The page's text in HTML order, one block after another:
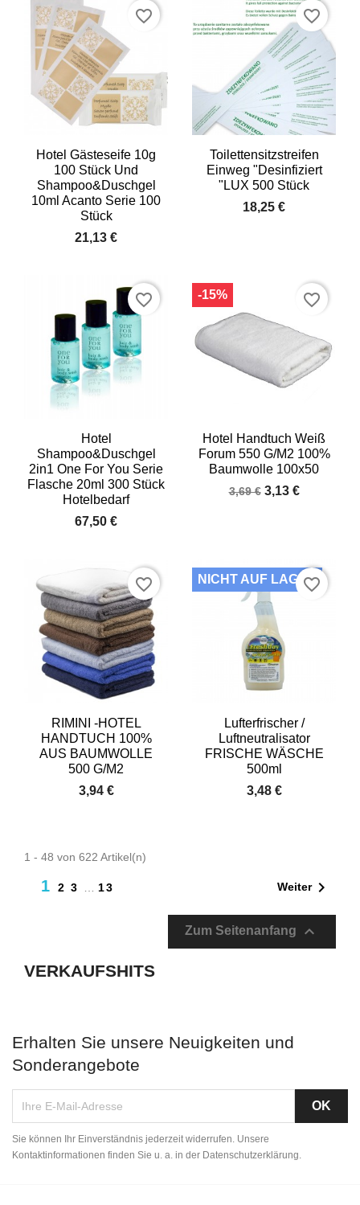
Hotel Gästeseife 10g
100 Stück Und
Shampoo&Duschgel
10ml Acanto Serie 100
Stück
21,13 €
favorite_border
Toilettensitzstreifen
Einweg "Desinfiziert
"LUX 500 Stück
18,25 €
favorite_border
Hotel
Shampoo&Duschgel
2in1 One For You Serie
Flasche 20ml 300 Stück
Hotelbedarf
67,50 €
favorite_border
Hotel Handtuch Weiß
Forum 550 G/m2 100%
Baumwolle 100x50
3,69 € 3,13 €
-15% favorite_border
RIMINI -HOTEL
HANDTUCH 100%
AUS BAUMWOLLE
500 G/M2
3,94 €
favorite_border
Lufterfrischer /
Luftneutralisator
FRISCHE WÄSCHE
500ml
3,48 €
NICHT AUF LAGER
favorite_border
1 - 48 von 622 Artikel(n)
1 2 3 13 Weiter
Zum Seitenanfang 
VERKAUFSHITS
Erhalten Sie unsere Neuigkeiten und
Sonderangebote
Sie können Ihr Einverständnis jederzeit widerrufen. Unsere
Kontaktinformationen finden Sie u. a. in der Datenschutzerklärung.